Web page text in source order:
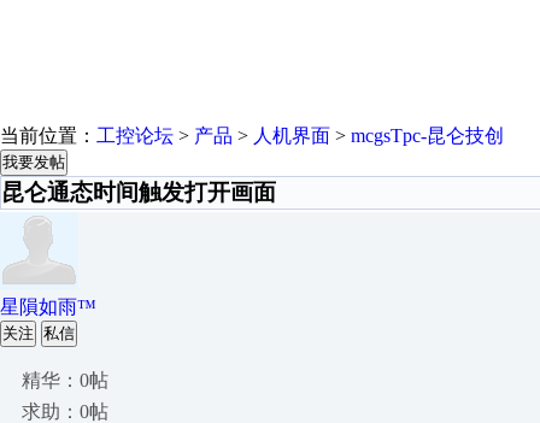
当前位置： 工控论坛 > 产品 > 人机界面 > mcgsTpc-昆仑技创
我要发帖
昆仑通态时间触发打开画面
星隕如雨™
关注 私信
精华：0帖
求助：0帖